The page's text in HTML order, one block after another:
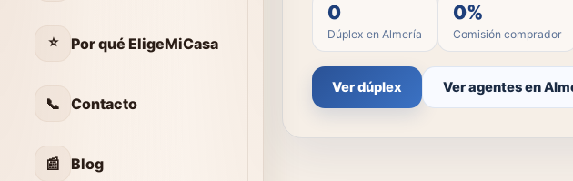
⭐ Por qué EligeMiCasa
📞 Contacto
📰 Blog
0
Dúplex en Almería
0%
Comisión comprador
Ver dúplex Ver agentes en